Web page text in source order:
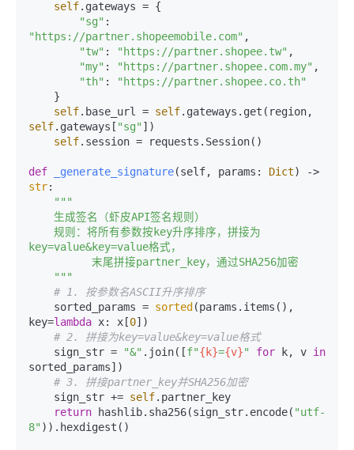
self.gateways = {
"sg"
"https://partner.shopeemobile.com" ,
"tw" : "https://partner.shopee.tw" ,
"my" : "https://partner.shopee.com.my" ,
"th" :
"https://partner.shopee.co.th"
self.base_url = self
self.gateways[ "sg" ])
self.session = requests.Session()
def _generate_signature(self, params: Dict
str:
"""
key=value&key=value格式，
    """
# 1. 按参数名ASCII升序排序
    sorted_params =
sorted (params.items(),
key=lambda x: x[0])
# 2. 拼接为key=value&key=value格式
    sign_str =
"&" .join([f"{k}={v}" for k, v in
sorted_params])
# 3. 拼接partner_key并SHA256加密
    sign_str +=
self.partner_key
return hashlib.sha256(sign_str.encode( "utf-
8" )).hexdigest()